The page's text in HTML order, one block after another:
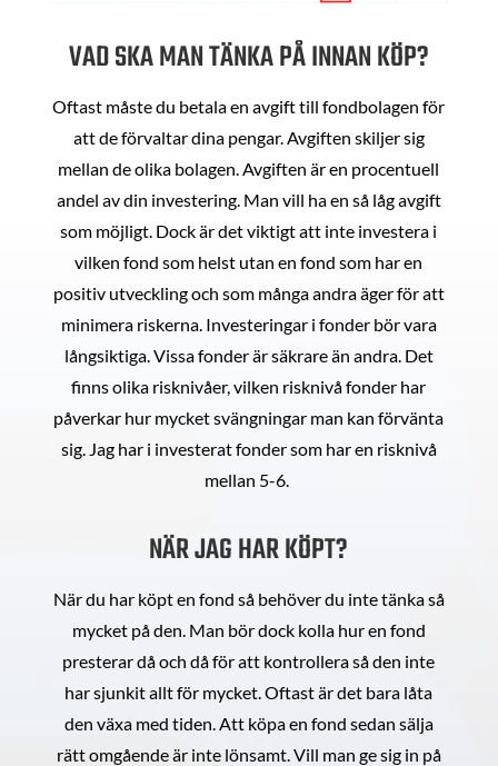
VAD SKA MAN TÄNKA PÅ INNAN KÖP?
Oftast måste du betala en avgift till fondbolagen för
att de förvaltar dina pengar. Avgiften skiljer sig
mellan de olika bolagen. Avgiften är en procentuell
andel av din investering. Man vill ha en så låg avgift
som möjligt. Dock är det viktigt att inte investera i
vilken fond som helst utan en fond som har en
positiv utveckling och som många andra äger för att
minimera riskerna. Investeringar i fonder bör vara
långsiktiga. Vissa fonder är säkrare än andra. Det
finns olika risknivåer, vilken risknivå fonder har
påverkar hur mycket svängningar man kan förvänta
sig. Jag har i investerat fonder som har en risknivå
mellan 5-6.
NÄR JAG HAR KÖPT?
När du har köpt en fond så behöver du inte tänka så
mycket på den. Man bör dock kolla hur en fond
presterar då och då för att kontrollera så den inte
har sjunkit allt för mycket. Oftast är det bara låta
den växa med tiden. Att köpa en fond sedan sälja
rätt omgående är inte lönsamt. Vill man ge sig in på